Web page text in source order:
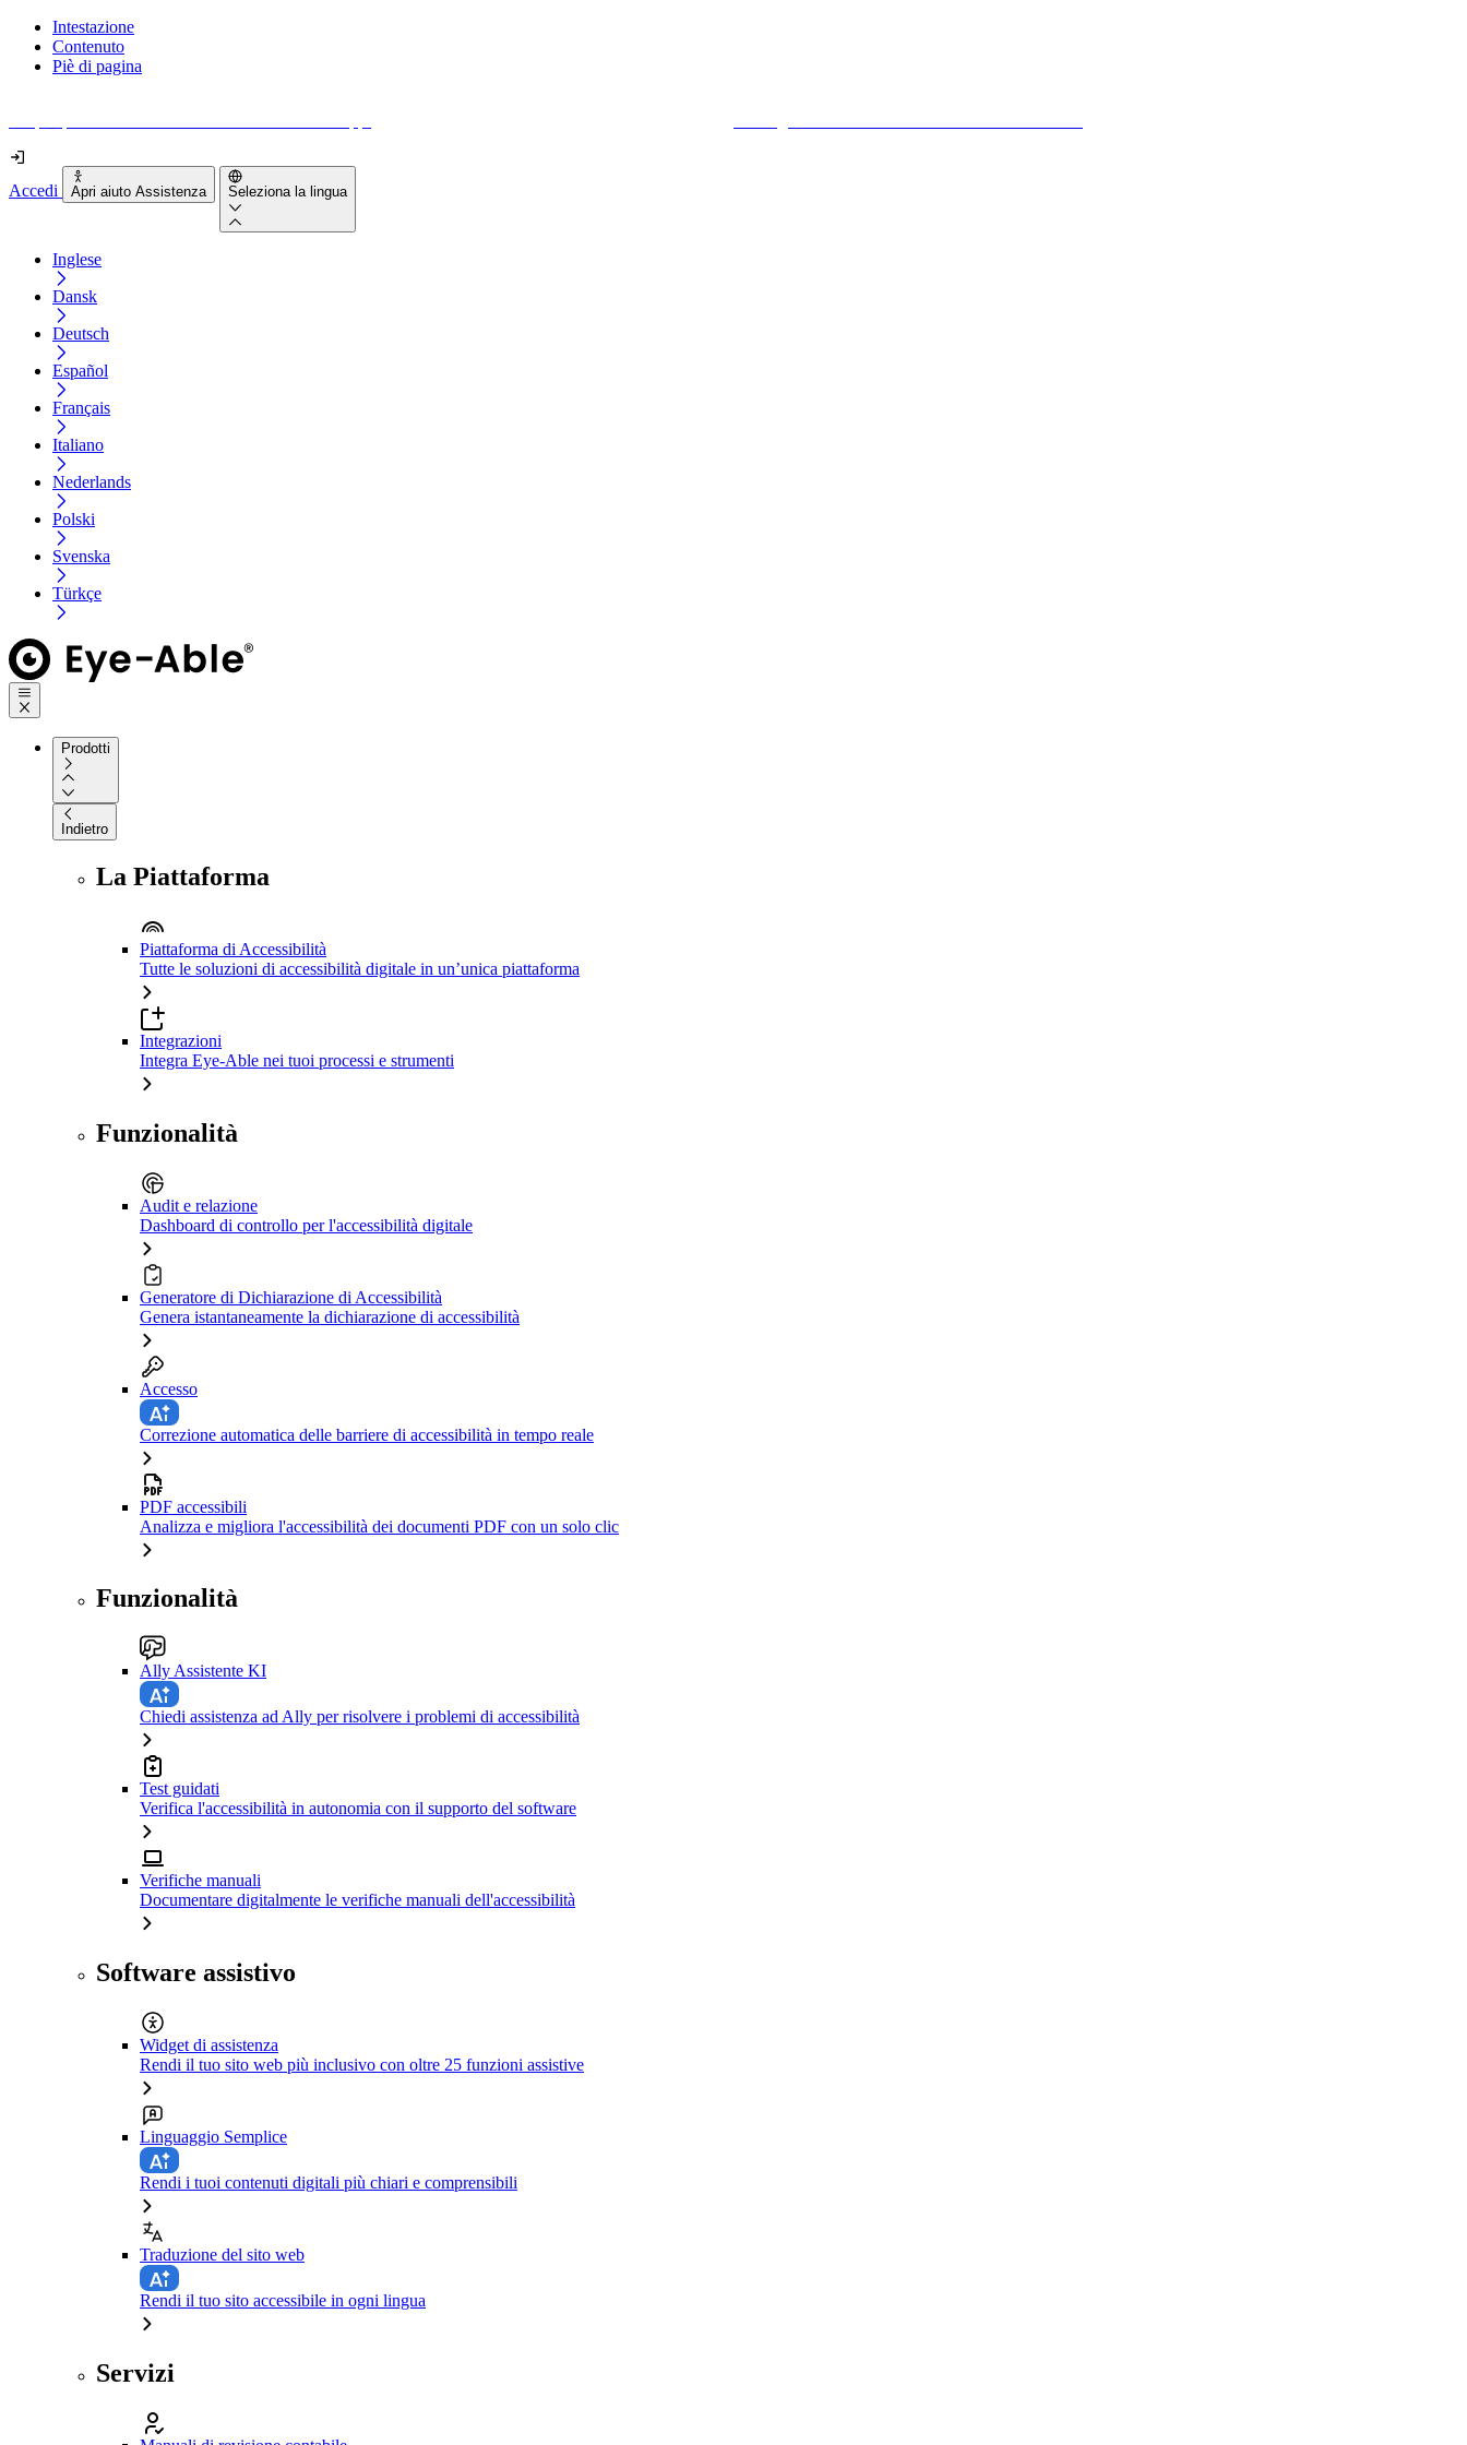
Intestazione
Contenuto
Piè di pagina
Accedi Apri aiuto Assistenza Seleziona la lingua
Inglese
Dansk
Deutsch
Español
Français
Italiano
Nederlands
Polski
Svenska
Türkçe
Prodotti
Indietro
La Piattaforma
Piattaforma di Accessibilità
Tutte le soluzioni di accessibilità digitale in un’unica piattaforma
Integrazioni
Integra Eye-Able nei tuoi processi e strumenti
Funzionalità
Audit e relazione
Dashboard di controllo per l'accessibilità digitale
Generatore di Dichiarazione di Accessibilità
Genera istantaneamente la dichiarazione di accessibilità
Accesso
Correzione automatica delle barriere di accessibilità in tempo reale
PDF accessibili
Analizza e migliora l'accessibilità dei documenti PDF con un solo clic
Funzionalità
Ally Assistente KI
Chiedi assistenza ad Ally per risolvere i problemi di accessibilità
Test guidati
Verifica l'accessibilità in autonomia con il supporto del software
Verifiche manuali
Documentare digitalmente le verifiche manuali dell'accessibilità
Software assistivo
Widget di assistenza
Rendi il tuo sito web più inclusivo con oltre 25 funzioni assistive
Linguaggio Semplice
Rendi i tuoi contenuti digitali più chiari e comprensibili
Traduzione del sito web
Rendi il tuo sito accessibile in ogni lingua
Servizi